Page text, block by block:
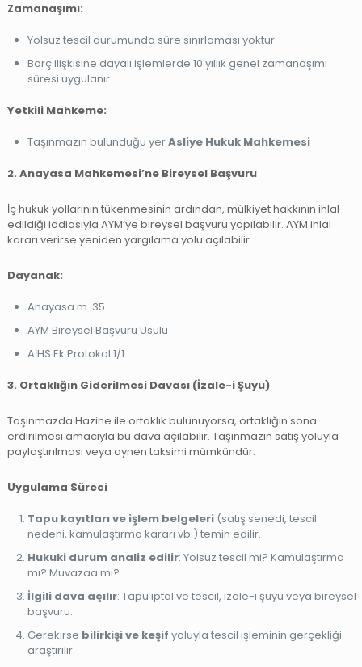
Zamanaşımı:
Yolsuz tescil durumunda süre sınırlaması yoktur.
Borç ilişkisine dayalı işlemlerde 10 yıllık genel zamanaşımı
süresi uygulanır.
Yetkili Mahkeme:
Taşınmazın bulunduğu yerAsliye Hukuk Mahkemesi
2. Anayasa Mahkemesi’ne Bireysel Başvuru
İç hukuk yollarının tükenmesinin ardından, mülkiyet hakkının ihlal
edildiği iddiasıyla AYM’ye bireysel başvuru yapılabilir. AYM ihlal
kararı verirse yeniden yargılama yolu açılabilir.
Dayanak:
Anayasa m. 35
AYM Bireysel Başvuru Usulü
AİHS Ek Protokol 1/1
3. Ortaklığın Giderilmesi Davası (İzale-i Şuyu)
Taşınmazda Hazine ile ortaklık bulunuyorsa, ortaklığın sona
erdirilmesi amacıyla bu dava açılabilir. Taşınmazın satış yoluyla
paylaştırılması veya aynen taksimi mümkündür.
Uygulama Süreci
Tapu kayıtları ve işlem belgeleri (satış senedi, tescil
nedeni, kamulaştırma kararı vb.) temin edilir.
Hukuki durum analiz edilir: Yolsuz tescil mi? Kamulaştırma
mı? Muvazaa mı?
İlgili dava açılır: Tapu iptal ve tescil, izale-i şuyu veya bireysel
başvuru.
Gerekirse bilirkişi ve keşif yoluyla tescil işleminin gerçekliği
araştırılır.